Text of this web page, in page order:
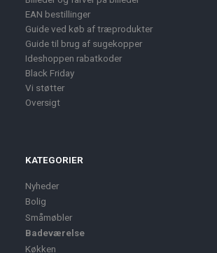
EAN bestillinger
Guide ved køb af træprodukter
Guide til brug af sugekopper
Ideshoppen rabatkoder
Black Friday
Vi støtter
Oversigt
KATEGORIER
Nyheder
Bolig
Småmøbler
Badeværelse
Køkken